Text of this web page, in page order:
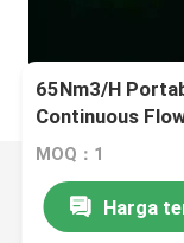
65Nm3/H
Continuous
(Pembangkit
MOQ：1
Harga